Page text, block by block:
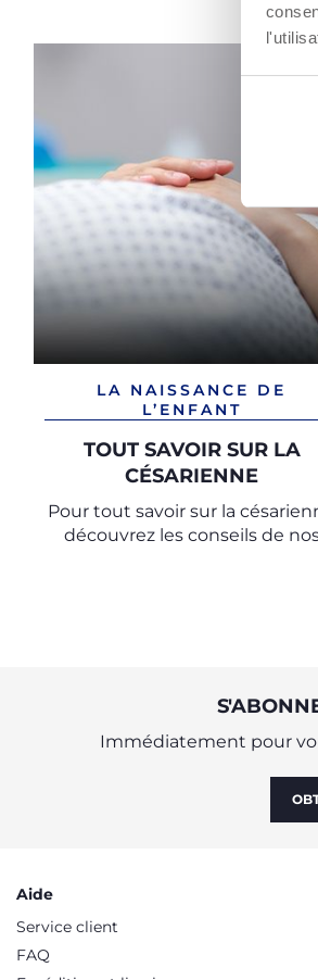
LA NAISSANCE DE
L’ENFANT
TOUT SAVOIR SUR LA
CÉSARIENNE
Pour tout savoir sur la
découvrez les conseils de
Immédiatement pour
Aide
Service client
FAQ